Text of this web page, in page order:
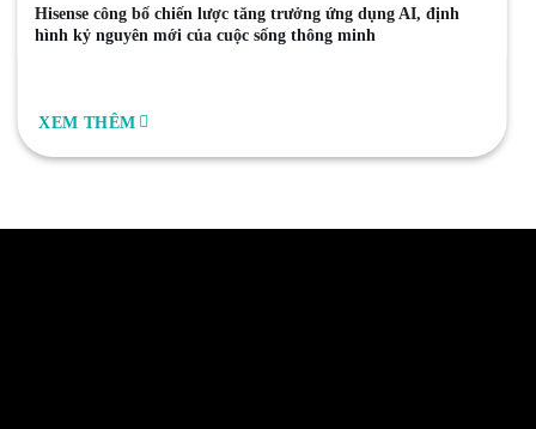
Hisense công bố chiến lược tăng trưởng ứng dụng AI, định
hình kỷ nguyên mới của cuộc sống thông minh
XEM THÊM